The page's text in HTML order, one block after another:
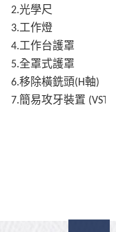
2.光學尺
3.工作燈
4.工作台護罩
5.全罩式護罩
6.移除橫銑頭(H軸)
7.簡易攻牙裝置 (VST)